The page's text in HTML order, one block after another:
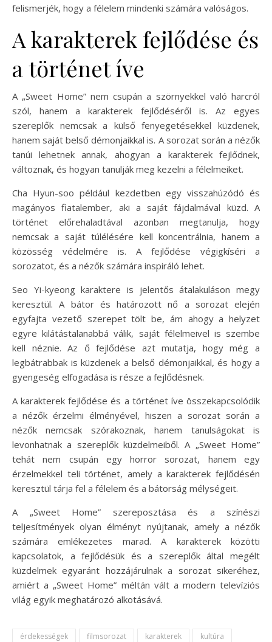
felismerjék, hogy a félelem mindenki számára valóságos.
A karakterek fejlődése és
a történet íve
A „Sweet Home” nem csupán a szörnyekkel való harcról
szól, hanem a karakterek fejlődéséről is. Az egyes
szereplők nemcsak a külső fenyegetésekkel küzdenek,
hanem saját belső démonjaikkal is. A sorozat során a nézők
tanúi lehetnek annak, ahogyan a karakterek fejlődnek,
változnak, és hogyan tanulják meg kezelni a félelmeiket.
Cha Hyun-soo például kezdetben egy visszahúzódó és
magányos fiatalember, aki a saját fájdalmával küzd. A
történet előrehaladtával azonban megtanulja, hogy
nemcsak a saját túlélésére kell koncentrálnia, hanem a
közösség védelmére is. A fejlődése végigkíséri a
sorozatot, és a nézők számára inspiráló lehet.
Seo Yi-kyeong karaktere is jelentős átalakuláson megy
keresztül. A bátor és határozott nő a sorozat elején
egyfajta vezető szerepet tölt be, ám ahogy a helyzet
egyre kilátástalanabbá válik, saját félelmeivel is szembe
kell néznie. Az ő fejlődése azt mutatja, hogy még a
legbátrabbak is küzdenek a belső démonjaikkal, és hogy a
gyengeség elfogadása is része a fejlődésnek.
A karakterek fejlődése és a történet íve összekapcsolódik
a nézők érzelmi élményével, hiszen a sorozat során a
nézők nemcsak szórakoznak, hanem tanulságokat is
levonhatnak a szereplők küzdelmeiből. A „Sweet Home”
tehát nem csupán egy horror sorozat, hanem egy
érzelmekkel teli történet, amely a karakterek fejlődésén
keresztül tárja fel a félelem és a bátorság mélységeit.
A „Sweet Home” szereposztása és a színészi
teljesítmények olyan élményt nyújtanak, amely a nézők
számára emlékezetes marad. A karakterek közötti
kapcsolatok, a fejlődésük és a szereplők által megélt
küzdelmek egyaránt hozzájárulnak a sorozat sikeréhez,
amiért a „Sweet Home” méltán vált a modern televíziós
világ egyik meghatározó alkotásává.
érdekességek filmsorozat karakterek
kultúra